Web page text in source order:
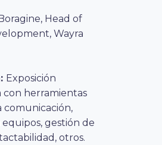
Head of
Wayra
Exposición
con herramientas
comunicación,
gestión de
otros.